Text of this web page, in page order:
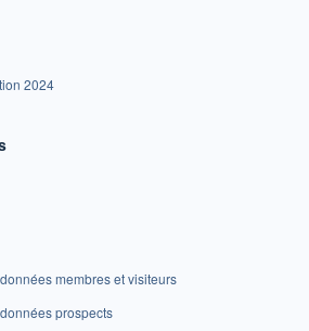
2024
membres et visiteurs
prospects